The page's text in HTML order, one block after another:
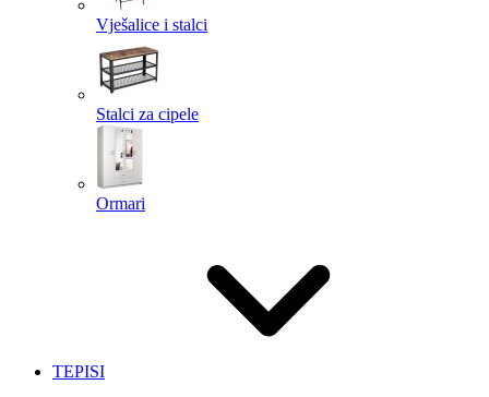
Vješalice i stalci
Stalci za cipele
Ormari
TEPISI